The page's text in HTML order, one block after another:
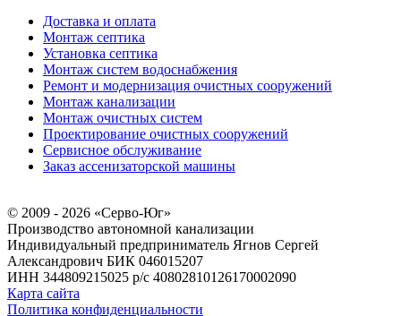
Доставка и оплата
Монтаж септика
Установка септика
Монтаж систем водоснабжения
Ремонт и модернизация очистных сооружений
Монтаж канализации
Монтаж очистных систем
Проектирование очистных сооружений
Сервисное обслуживание
Заказ ассенизаторской машины
© 2009 - 2026 «Серво-Юг»
Производство автономной канализации
Индивидуальный предприниматель Ягнов Сергей
Александрович БИК 046015207
ИНН 344809215025 р/с 40802810126170002090
Карта сайта
Политика конфиденциальности